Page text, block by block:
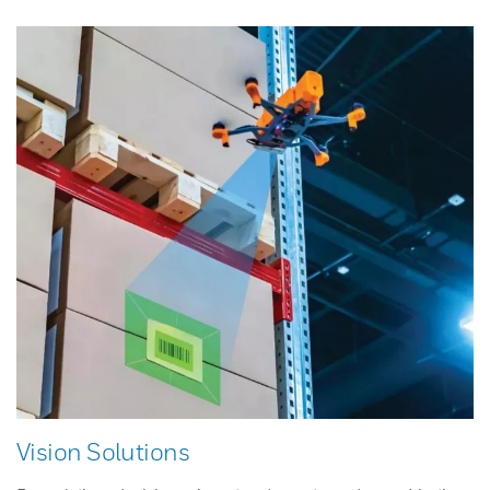
Vision Solutions